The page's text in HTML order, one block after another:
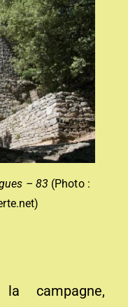
– 83(Photo :
campagne,